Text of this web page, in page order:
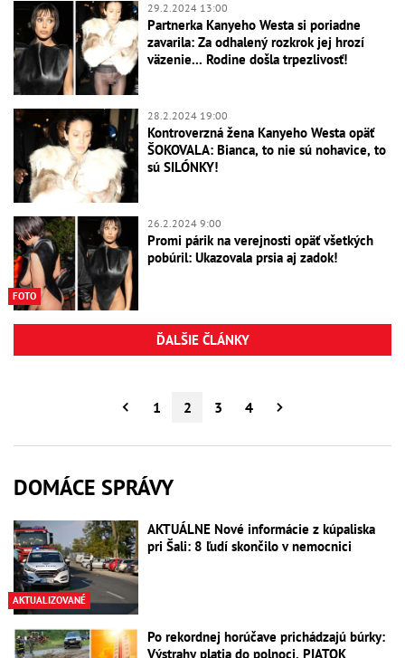
29.2.2024 13:00
Partnerka Kanyeho Westa si poriadne
zavarila: Za odhalený rozkrok jej hrozí
väzenie... Rodine došla trpezlivosť!
28.2.2024 19:00
Kontroverzná žena Kanyeho Westa opäť
ŠOKOVALA: Bianca, to nie sú nohavice, to
sú SILÓNKY!
FOTO
26.2.2024 9:00
Promi párik na verejnosti opäť všetkých
pobúril: Ukazovala prsia aj zadok!
ĎALŠIE ČLÁNKY
1 2 3 4
DOMÁCE SPRÁVY
AKTUALIZOVANÉ
AKTUÁLNE Nové informácie z kúpaliska
pri Šali: 8 ľudí skončilo v nemocnici
Po rekordnej horúčave prichádzajú búrky:
Výstrahy platia do polnoci, PIATOK